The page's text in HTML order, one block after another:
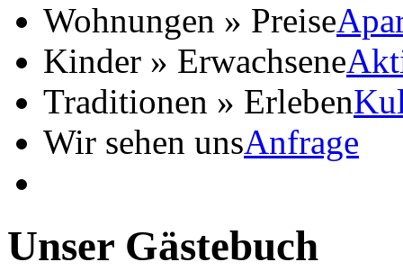
Wohnungen » Preise
Kinder » Erwachsene
Traditionen » Erleben
Wir sehen unsAnfrage
Unser Gästebuch